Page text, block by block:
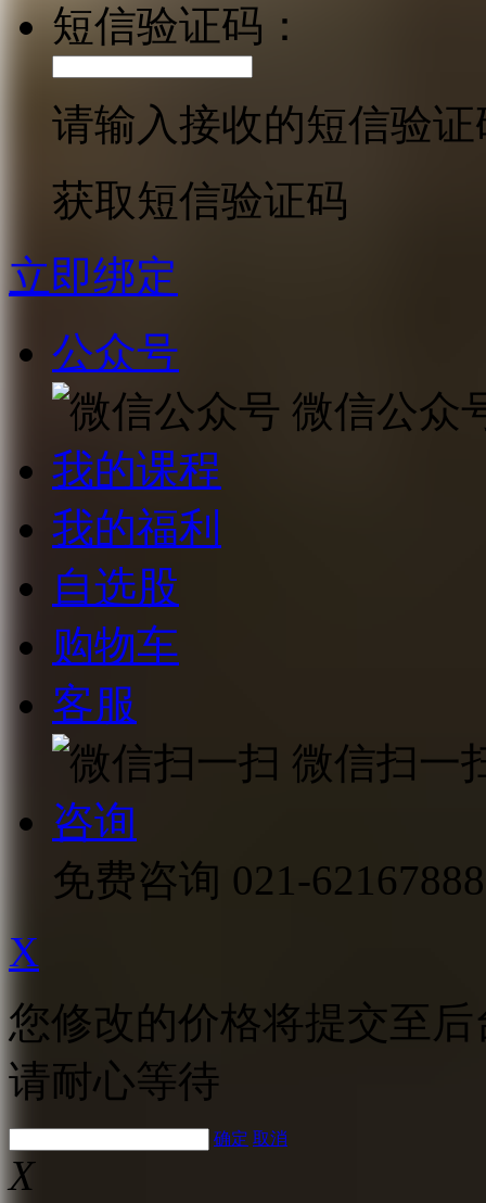
短信验证码：
请输入接收的短信验证
获取短信验证码
立即绑定
公众号
微信公众
我的课程
我的福利
自选股
购物车
客服
微信扫一
咨询
免费咨询 021-62167888
X
您修改的价格将提交至
请耐心等待
确定 取消
X